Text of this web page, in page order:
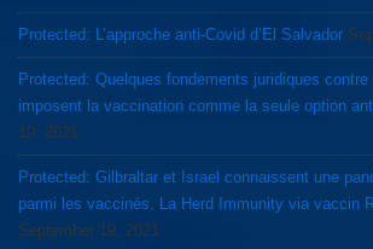
Protected: L’approche anti-Covid d’El Salvador
Protected: Quelques fondements juridiques
imposent la vaccination comme la seule option
19, 2021
Protected: Gilbraltar et Israel connaissent une
parmi les vaccinés. La Herd Immunity via vaccin
September 19, 2021